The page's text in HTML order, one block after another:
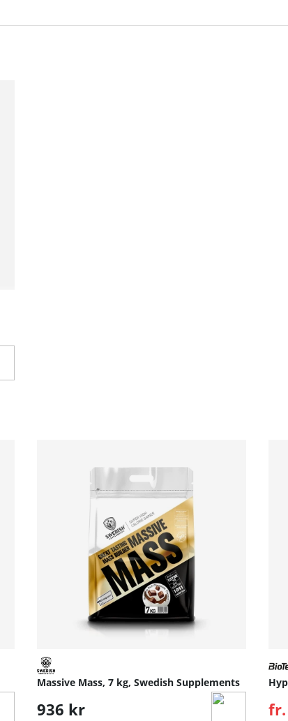
Massive Mass, 7 kg, Swedish Supplements
936 kr